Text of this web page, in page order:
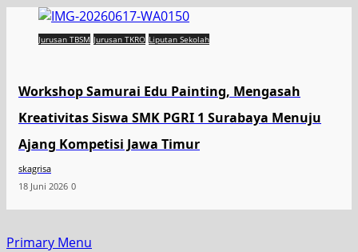
Jurusan TBSM Jurusan TKRO Liputan Sekolah
Workshop Samurai Edu Painting, Mengasah
Kreativitas Siswa SMK PGRI 1 Surabaya Menuju
Ajang Kompetisi Jawa Timur
skagrisa
18 Juni 2026 0
Primary Menu